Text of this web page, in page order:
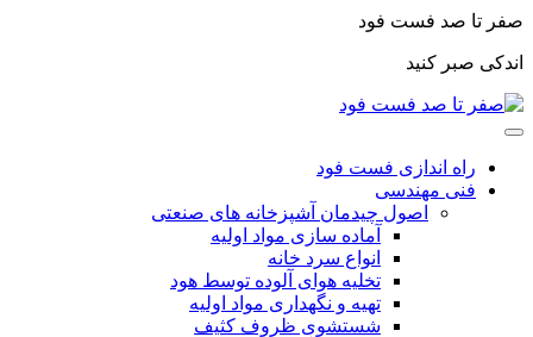
صفر تا صد فست فود
اندکی صبر کنید
راه اندازی فست فود
فنی مهندسی
اصول چیدمان آشپزخانه های صنعتی
آماده سازی مواد اولیه
انواع سرد خانه
تخلیه هوای آلوده توسط هود
تهیه و نگهداری مواد اولیه
شستشوی ظروف کثیف